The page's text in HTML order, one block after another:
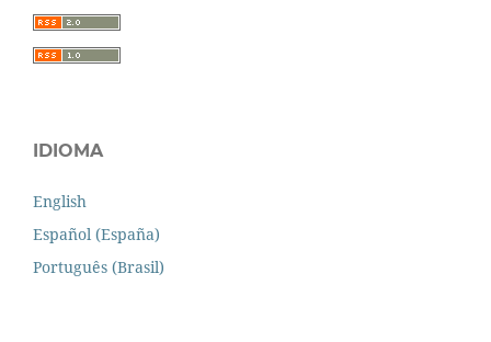
IDIOMA
English
Español (España)
Português (Brasil)